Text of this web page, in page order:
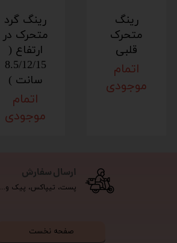
رینگ
متحرک
قلبی
اتمام
موجودی
رینگ گرد
متحرک در
ارتفاع (
8.5/12/15
سانت )
اتمام
موجودی
ارسال سفارش
پست، تیپاکس، پیک و...
صفحه نخست